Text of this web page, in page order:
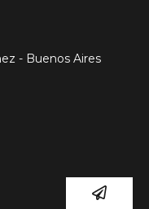
- Buenos Aires